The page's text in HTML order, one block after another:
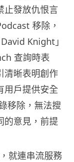
止發放仇恨言
移除，
Knight」
查詢時表
清晰表明創作
用戶提供安全
移除，無法搜
的意見，前提
就連串流服務